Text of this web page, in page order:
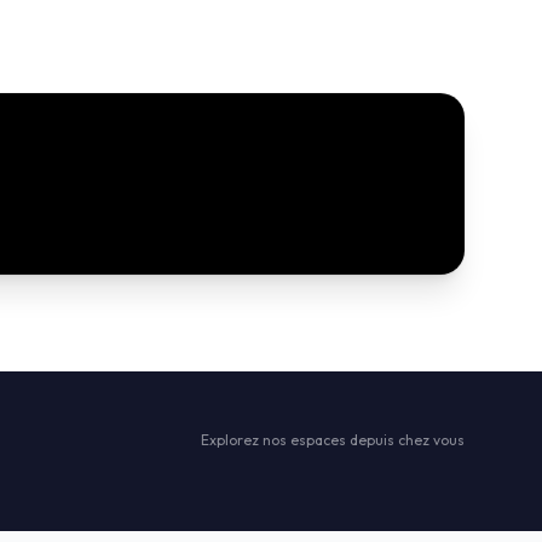
Explorez nos espaces depuis chez vous